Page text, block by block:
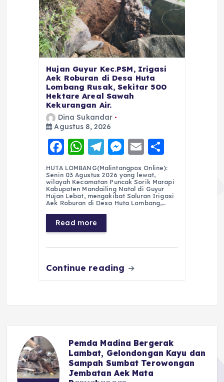
Hujan Guyur Kec.PSM, Irigasi
Aek Roburan di Desa Huta
Lombang Rusak, Sekitar 500
Hektare Areal Sawah
Kekurangan Air.
Dina Sukandar
Agustus 8, 2026
F
a
c
e
b
o
o
W
h
a
ts
A
p
p
T
el
e
g
r
m
M
e
ss
e
n
er
E
m
ai
l
h
a
re
HUTA LOMBANG(Malintangpos Online):
Senin 03 Agustus 2026 yang lewat,
wilayah Kecamatan Puncak Sorik Marapi
Kabupaten Mandailing Natal di Guyur
Hujan Lebat, mengakibat Saluran Irigasi
Aek Roburan di Desa Huta Lombang,…
Read more
Continue reading
Pemda Madina Bergerak
Lambat, Gelondongan Kayu dan
Sampah Sumbat Terowongan
Jembatan Aek Mata